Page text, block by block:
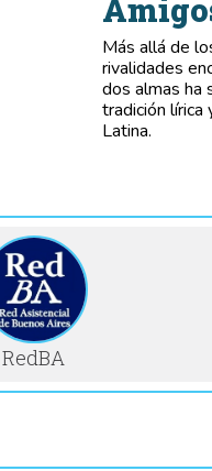
Más allá de
rivalidades
dos almas ha
tradición lírica
Latina.
RedBA